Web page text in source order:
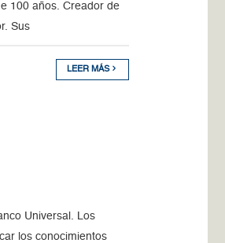
100 años. Creador de
Sus
LEER MÁS
Universal. Los
los conocimientos